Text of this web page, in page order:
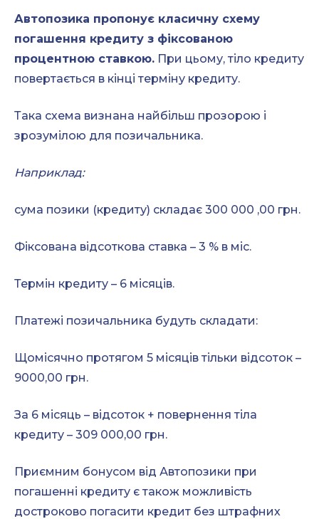
Автопозика пропонує класичну схему
погашення кредиту з фіксованою
процентною ставкою. При цьому, тіло кредиту
повертається в кінці терміну кредиту.
Така схема визнана найбільш прозорою і
зрозумілою для позичальника.
Наприклад:
сума позики (кредиту) складає 300 000 ,00 грн.
Фіксована відсоткова ставка – 3 % в міс.
Термін кредиту – 6 місяців.
Платежі позичальника будуть складати:
Щомісячно протягом 5 місяців тільки відсоток –
9000,00 грн.
За 6 місяць – відсоток + повернення тіла
кредиту – 309 000,00 грн.
Приємним бонусом від Автопозики при
погашенні кредиту є також можливість
достроково погасити кредит без штрафних